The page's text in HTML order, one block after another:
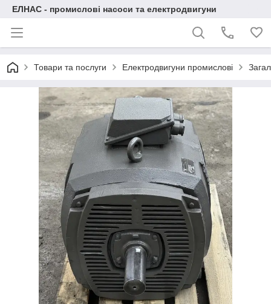
ЕЛНАС - промислові насоси та електродвигуни
Товари та послуги Електродвигуни промислові